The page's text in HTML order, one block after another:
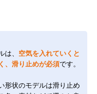
は、 空気を入れていくと
、滑り止めが必須です。
形状のモデルは滑り止め